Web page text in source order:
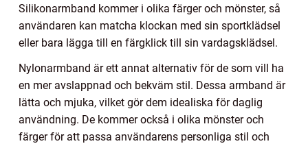
Silikonarmband kommer i olika färger och mönster, så
användaren kan matcha klockan med sin sportklädsel
eller bara lägga till en färgklick till sin vardagsklädsel.
Nylonarmband är ett annat alternativ för de som vill ha
en mer avslappnad och bekväm stil. Dessa armband är
lätta och mjuka, vilket gör dem idealiska för daglig
användning. De kommer också i olika mönster och
färger för att passa användarens personliga stil och